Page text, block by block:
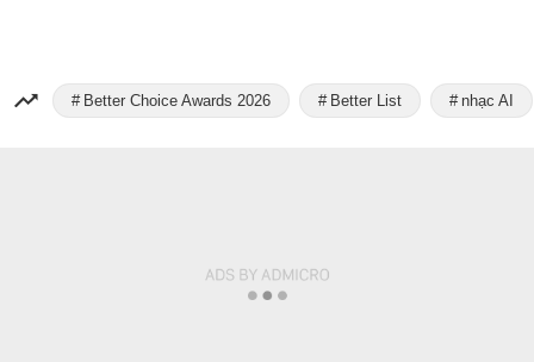
Better Choice Awards 2026 Better List nhạc AI